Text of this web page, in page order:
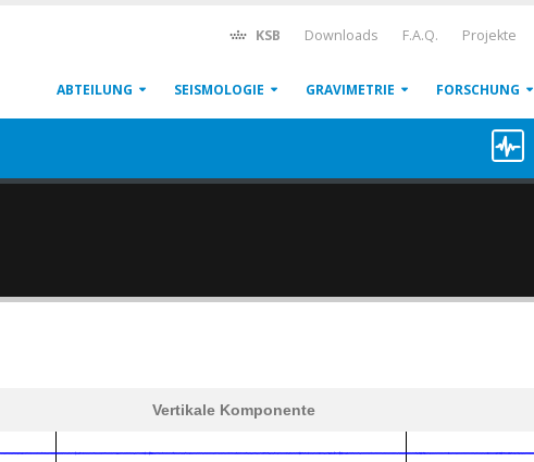
KSB Downloads F.A.Q. Projekte
ABTEILUNG SEISMOLOGIE GRAVIMETRIE FORSCHUNG
Vertikale Komponente